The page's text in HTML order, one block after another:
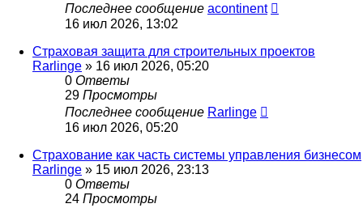
Последнее сообщение acontinent
16 июл 2026, 13:02
Страховая защита для строительных проектов
Rarlinge » 16 июл 2026, 05:20
0 Ответы
29 Просмотры
Последнее сообщение Rarlinge
16 июл 2026, 05:20
Страхование как часть системы управления бизнесом
Rarlinge » 15 июл 2026, 23:13
0 Ответы
24 Просмотры